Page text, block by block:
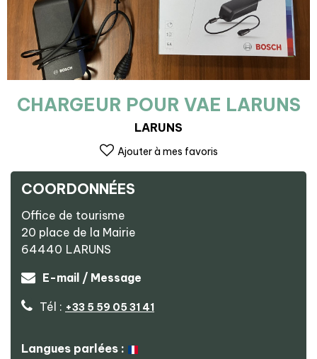
CHARGEUR POUR VAE LARUNS
LARUNS
Ajouter à mes favoris
COORDONNÉES
Office de tourisme
20 place de la Mairie
64440 LARUNS
E-mail / Message
Tél : +33 5 59 05 31 41
Langues parlées :